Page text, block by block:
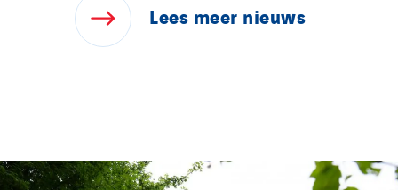
Lees meer nieuws